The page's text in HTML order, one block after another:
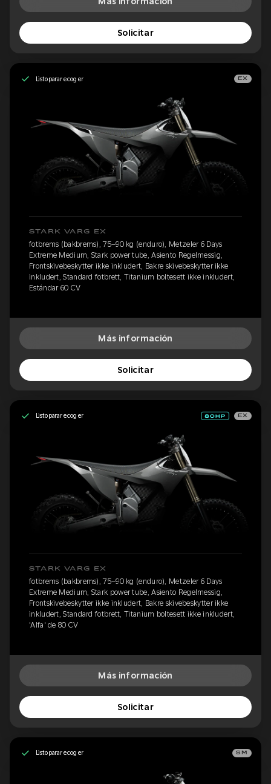
Solicitar
Listo para recoger EX
STARK VARG EX
fotbrems (bakbrems), 75–90 kg (enduro), Metzeler 6 Days
Extreme Medium, Stark power tube, Asiento Regelmessig,
Frontskivebeskytter ikke inkludert, Bakre skivebeskytter ikke
inkludert, Standard fotbrett, Titanium boltesett ikke inkludert,
Estándar 60 CV
Más información
Solicitar
Listo para recoger EX
STARK VARG EX
fotbrems (bakbrems), 75–90 kg (enduro), Metzeler 6 Days
Extreme Medium, Stark power tube, Asiento Regelmessig,
Frontskivebeskytter ikke inkludert, Bakre skivebeskytter ikke
inkludert, Standard fotbrett, Titanium boltesett ikke inkludert,
'Alfa' de 80 CV
Más información
Solicitar
Listo para recoger SM